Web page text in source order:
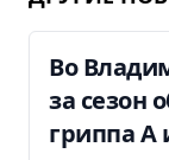
Во
за сезон
гриппа А